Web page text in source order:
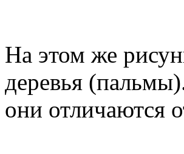
На этом же
деревья
они отличаются